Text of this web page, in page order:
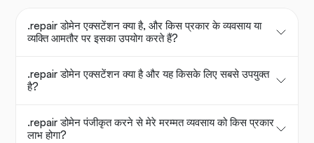
.repair डोमेन एक्सटेंशन क्या है, और किस प्रकार के व्यवसाय या
व्यक्ति आमतौर पर इसका उपयोग करते हैं?
.repair डोमेन एक्सटेंशन क्या है और यह किसके लिए सबसे उपयुक्त
है?
.repair डोमेन पंजीकृत करने से मेरे मरम्मत व्यवसाय को किस प्रकार
लाभ होगा?